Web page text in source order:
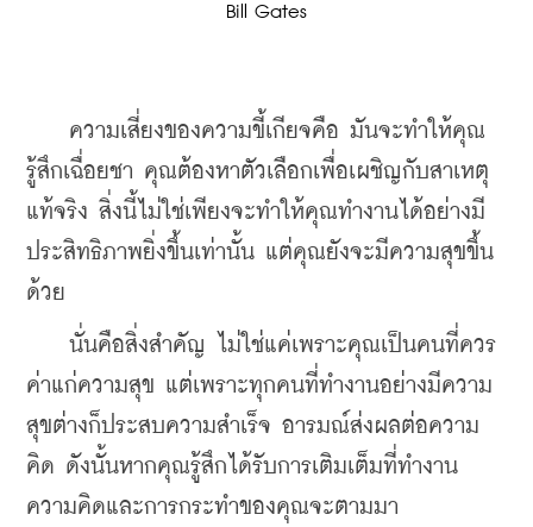
Bill Gates
ความเสี่ยงของความขี้เกียจคือ มันจะทำให้คุณ
รู้สึกเฉื่อยชา คุณต้องหาตัวเลือกเพื่อเผชิญกับสาเหตุ
แท้จริง สิ่งนี้ไม่ใช่เพียงจะทำให้คุณทำงานได้อย่างมี
ประสิทธิภาพยิ่งขึ้นเท่านั้น แต่คุณยังจะมีความสุขขึ้น
ด้วย
นั่นคือสิ่งสำคัญ ไม่ใช่แค่เพราะคุณเป็นคนที่ควร
ค่าแก่ความสุข แต่เพราะทุกคนที่ทำงานอย่างมีความ
สุขต่างก็ประสบความสำเร็จ อารมณ์ส่งผลต่อความ
คิด ดังนั้นหากคุณรู้สึกได้รับการเติมเต็มที่ทำงาน
ความคิดและการกระทำของคุณจะตามมา